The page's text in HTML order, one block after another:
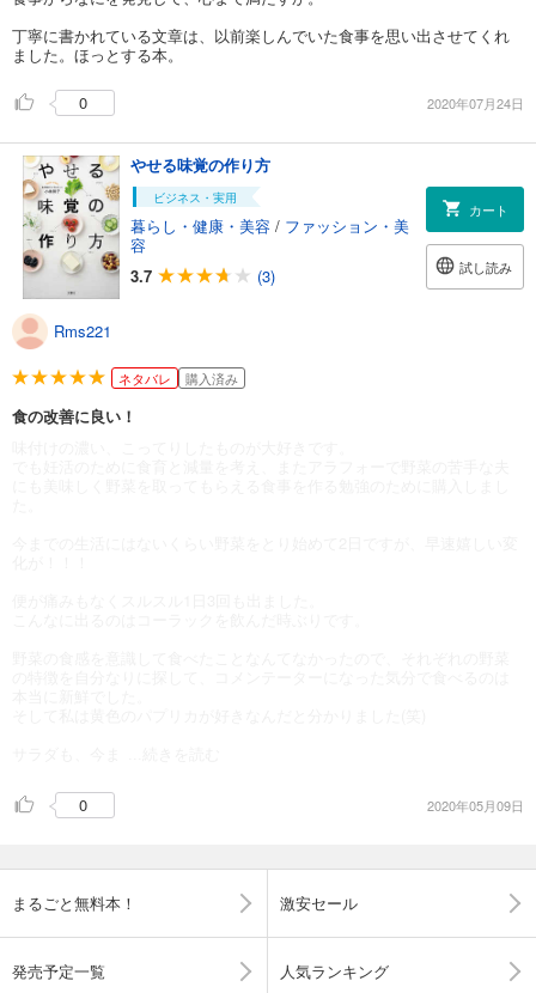
丁寧に書かれている文章は、以前楽しんでいた食事を思い出させてくれ
ました。ほっとする本。
0 2020年07月24日
やせる味覚の作り方
ビジネス・実用
暮らし・健康・美容 / ファッション・美
容
3.7
(3)
カート
試し読み
Rms221
ネタバレ 購入済み
食の改善に良い！
0 2020年05月09日
まるごと無料本！ 激安セール
発売予定一覧 人気ランキング